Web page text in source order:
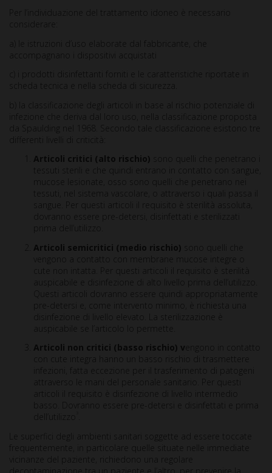
Per l’individuazione del trattamento idoneo è necessario
a) le istruzioni d’uso elaborate dal fabbricante, che
accompagnano i dispositivi acquistati
c) i prodotti disinfettanti forniti e le caratteristiche riportate in
scheda tecnica e nella scheda di sicurezza.
b) la classificazione degli articoli in base al rischio potenziale di
infezione che deriva dal loro uso, nella classificazione proposta
da Spaulding nel 1968. Secondo tale classificazione esistono tre
differenti livelli di criticità:
Articoli critici (alto rischio) sono quelli che penetrano i
tessuti sterili e che quindi entrano in contatto con sangue,
mucose lesionate, osso sono quelli che penetrano nei
tessuti, nel sistema vascolare, o attraverso i quali passa il
sangue. Per questi articoli il requisito è sterilità assoluta,
dovranno essere pre-detersi, disinfettati e sterilizzati
prima dell’utilizzo.
Articoli semicritici (medio rischio)
vengono a contatto con membrane mucose integre o
cute non intatta. Per questi articoli il requisito è sterilità
auspicabile e disinfezione di alto livello prima dell’utilizzo.
Questi articoli dovranno essere quindi appropriatamente
pre-detersi e, come intervento minimo, è richiesta una
disinfezione di livello elevato. La sterilizzazione è
auspicabile se l’articolo lo permette.
Articoli non critici (basso rischio) v engono in contatto
con cute integra hanno un basso rischio di trasmettere
infezioni, fatta eccezione per il trasferimento di patogeni
attraverso le mani del personale sanitario. Per questi
articoli il requisito è disinfezione di livello intermedio
basso. Dovranno essere pre-detersi e disinfettati e prima
dell’utilizzo
Le superfici degli ambienti sanitari soggette ad essere toccate
frequentemente, in particolare quelle situate nelle immediate
vicinanze del paziente, richiedono una regolare